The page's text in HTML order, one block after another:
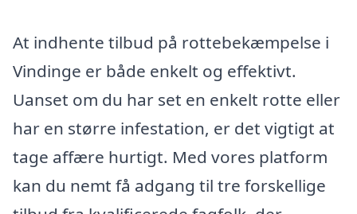
At indhente tilbud på rottebekæmpelse i
Vindinge er både enkelt og effektivt.
Uanset om du har set en enkelt rotte eller
har en større infestation, er det vigtigt at
tage affære hurtigt. Med vores platform
kan du nemt få adgang til tre forskellige